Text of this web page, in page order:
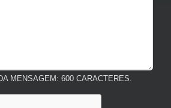
MENSAGEM: 600 CARACTERES.